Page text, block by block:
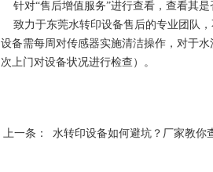
针对“售后增值服务”进行查看，查看其是
致力于东莞水转印设备售后的专业团队，
设备需每周对传感器实施清洁操作，对于
次上门对设备状况进行检查）。
上一条： 水转印设备如何避坑？厂家教你